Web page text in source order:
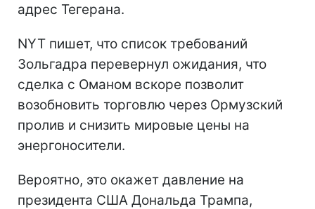
адрес Тегерана.
NYT пишет, что список требований
Зольгадра перевернул ожидания, что
сделка с Оманом вскоре позволит
возобновить торговлю через Ормузский
пролив и снизить мировые цены на
энергоносители.
Вероятно, это окажет давление на
президента США Дональда Трампа,